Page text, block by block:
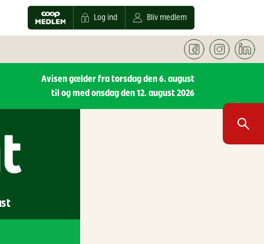
Log ind Bliv medlem
Avisen gælder fra torsdag den 6. august
til og med onsdag den 12. august 2026